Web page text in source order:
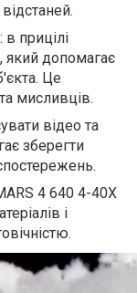
прицілі
який допомагає
Це
мисливців.
відео та
зберегти
4 640 4-40X
і